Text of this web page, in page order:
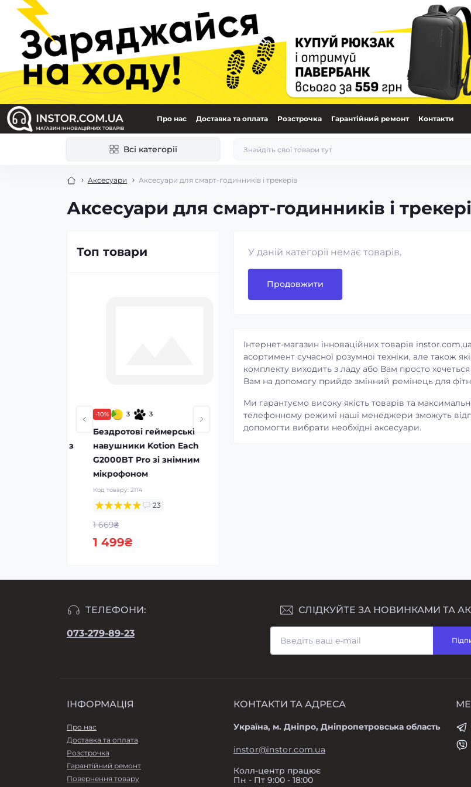
Про нас Доставка та оплата Розстрочка Гарантійний ремонт Контакти
Всі категорії
Аксесуари Аксесуари для смарт-годинників і трекерів
Аксесуари для смарт-годинників і
Топ товари
3 3
Бездротові геймерські
навушники Kotion Each
G2000BT Pro зі знімним
мікрофоном
Код товару:2114
23
1 669₴
1 499₴
3 3
Рюкзак для ноутбука 15.6”
-2% 3 3
Рюкзак для ноутбука
У даній категорії немає товарів.
Продовжити
Інтернет-магазин інноваційних товарів
асортимент сучасної розумної техніки, але також
комплекту виходить з ладу або Вам просто
Вам на допомогу прийде змінний ремінець для
Ми гарантуємо високу якість товарів та
телефонному режимі наші менеджери зможуть
допомогти вибрати необхідні аксесуари.
ТЕЛЕФОНИ:
073-279-89-23
СЛІДКУЙТЕ ЗА НОВИНКАМИ ТА
ІНФОРМАЦІЯ
Про нас
Доставка та оплата
Розстрочка
Гарантійний ремонт
Повернення товару
КОНТАКТИ ТА АДРЕСА
Україна, м. Дніпро, Дніпропетровська область
instor@instor.com.ua
Колл-центр працює
Пн - Пт 9:00 - 18:00